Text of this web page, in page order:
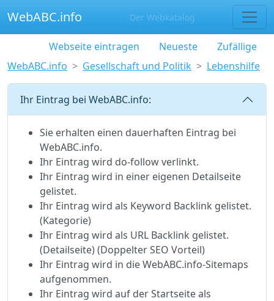
WebABC.info Der Webkatalog
Webseite eintragen Neueste
Zufällige
WebABC.info
Gesellschaft und Politik Lebenshilfe
Ihr Eintrag bei WebABC.info:
Sie erhalten einen dauerhaften Eintrag bei
WebABC.info.
Ihr Eintrag wird do-follow verlinkt.
Ihr Eintrag wird in einer eigenen Detailseite
gelistet.
Ihr Eintrag wird als Keyword Backlink gelistet.
(Kategorie)
Ihr Eintrag wird als URL Backlink gelistet.
(Detailseite) (Doppelter SEO Vorteil)
Ihr Eintrag wird in die WebABC.info-Sitemaps
aufgenommen.
Ihr Eintrag wird auf der Startseite als